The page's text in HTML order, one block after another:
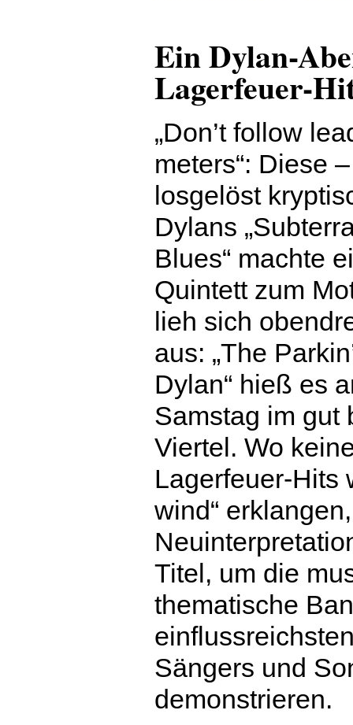
Ein Dylan-
Lagerfeuer-
„Don’t follow
meters“: Diese
losgelöst
Dylans
Blues“ machte
Quintett zum
lieh sich
aus: „The
Dylan“ hieß es
Samstag im gut
Viertel. Wo
Lagerfeuer-Hits
wind“
Titel, um die
thematische
Sängers und
demonstrieren.